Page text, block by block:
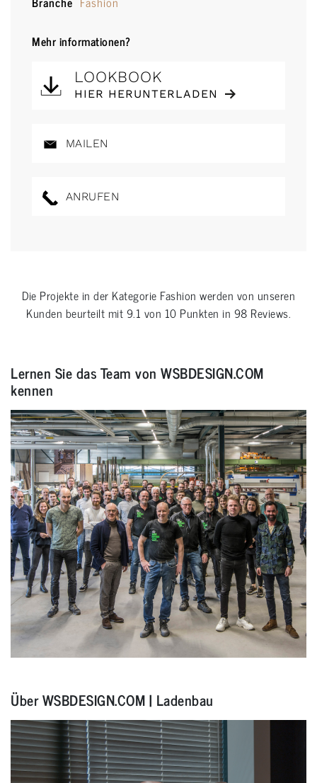
Mehr informationen?
LOOKBOOK
HIER HERUNTERLADEN
MAILEN
ANRUFEN
Die Projekte in der Kategorie Fashion werden von unseren
Kunden beurteilt mit9.1 von 10 Punkten in 98 Reviews.
Lernen Sie das Team von WSBDESIGN.COM
kennen
Über WSBDESIGN.COM | Ladenbau